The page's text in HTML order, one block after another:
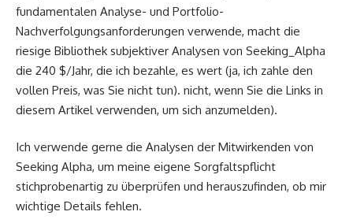
fundamentalen Analyse- und Portfolio-
Nachverfolgungsanforderungen verwende, macht die
riesige Bibliothek subjektiver Analysen von Seeking_Alpha
die 240 $/Jahr, die ich bezahle, es wert (ja, ich zahle den
vollen Preis, was Sie nicht tun). nicht, wenn Sie die Links in
diesem Artikel verwenden, um sich anzumelden).
Ich verwende gerne die Analysen der Mitwirkenden von
Seeking Alpha, um meine eigene Sorgfaltspflicht
stichprobenartig zu überprüfen und herauszufinden, ob mir
wichtige Details fehlen.